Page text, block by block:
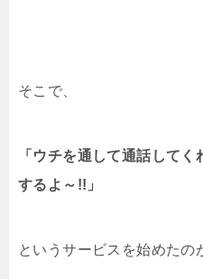
送信取消できな
LINEでメッセー
LINEのアナウ
恥ずかしい
そこで、
「ウチを通して通話して
するよ～!!」
というサービスを始めたの